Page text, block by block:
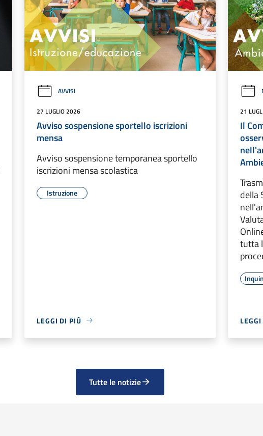
AVVISI
27 LUGLIO 2026
Avviso sospensione sportello iscrizioni
mensa
Avviso sospensione temporanea sportello
iscrizioni mensa scolastica
Istruzione
LEGGI DI PIÙ
21
Il
della
tutta
Tutte le notizie